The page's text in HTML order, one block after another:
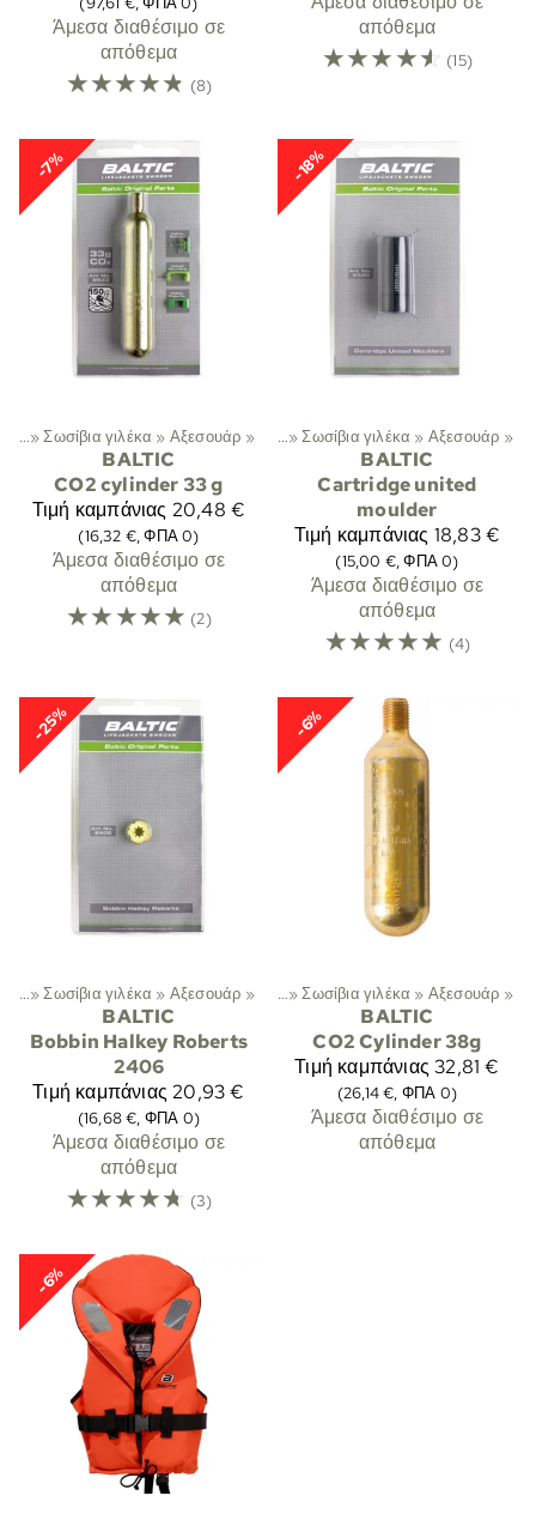
Άμεσα διαθέσιμο σε
απόθεμα
☆☆☆☆☆ (8)
απόθεμα
☆☆☆☆☆ (15)
-7%
‪»Σωσίβια γιλέκα ‪» Αξεσουάρ ‪»
BALTIC
CO2 cylinder 33 g
Τιμή καμπάνιας 20,48 €
(16,32 €, ΦΠΑ 0)
Άμεσα διαθέσιμο σε
απόθεμα
☆☆☆☆☆ (2)
-18%
Σπορ‪»Λεμβοδρομία‪»Σωσίβια κλπ. ‪»Σωσίβια γιλέκα ‪» Αξεσουάρ ‪»
BALTIC
Cartridge united
moulder
Τιμή καμπάνιας 18,83 €
(15,00 €, ΦΠΑ 0)
Άμεσα διαθέσιμο σε
απόθεμα
☆☆☆☆☆ (4)
-25%
‪»Σωσίβια γιλέκα ‪» Αξεσουάρ ‪»
BALTIC
Bobbin Halkey Roberts
2406
Τιμή καμπάνιας 20,93 €
(16,68 €, ΦΠΑ 0)
Άμεσα διαθέσιμο σε
απόθεμα
☆☆☆☆☆ (3)
-6%
Σπορ‪»Λεμβοδρομία‪»Σωσίβια κλπ. ‪»Σωσίβια γιλέκα ‪» Αξεσουάρ ‪»
BALTIC
CO2 Cylinder 38g
Τιμή καμπάνιας 32,81 €
(26,14 €, ΦΠΑ 0)
Άμεσα διαθέσιμο σε
απόθεμα
-6%